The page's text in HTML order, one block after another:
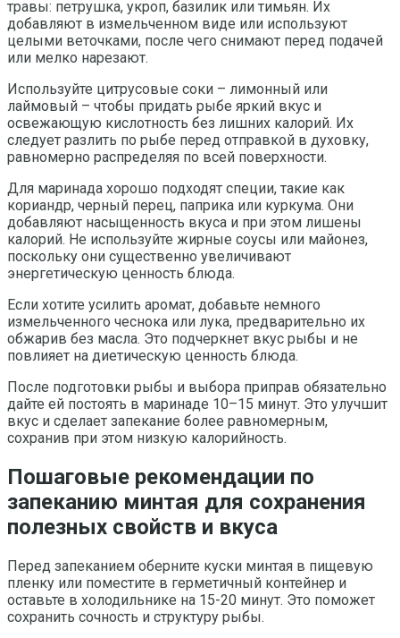
травы: петрушка, укроп, базилик или тимьян. Их
добавляют в измельченном виде или используют
целыми веточками, после чего снимают перед подачей
или мелко нарезают.
Используйте цитрусовые соки – лимонный или
лаймовый – чтобы придать рыбе яркий вкус и
освежающую кислотность без лишних калорий. Их
следует разлить по рыбе перед отправкой в духовку,
равномерно распределяя по всей поверхности.
Для маринада хорошо подходят специи, такие как
кориандр, черный перец, паприка или куркума. Они
добавляют насыщенность вкуса и при этом лишены
калорий. Не используйте жирные соусы или майонез,
поскольку они существенно увеличивают
энергетическую ценность блюда.
Если хотите усилить аромат, добавьте немного
измельченного чеснока или лука, предварительно их
обжарив без масла. Это подчеркнет вкус рыбы и не
повлияет на диетическую ценность блюда.
После подготовки рыбы и выбора приправ обязательно
дайте ей постоять в маринаде 10–15 минут. Это улучшит
вкус и сделает запекание более равномерным,
сохранив при этом низкую калорийность.
Пошаговые рекомендации по
запеканию минтая для сохранения
полезных свойств и вкуса
Перед запеканием оберните куски минтая в пищевую
пленку или поместите в герметичный контейнер и
оставьте в холодильнике на 15-20 минут. Это поможет
сохранить сочность и структуру рыбы.